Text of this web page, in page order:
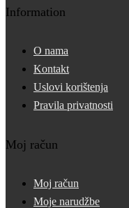
Information
O nama
Kontakt
Uslovi korištenja
Pravila privatnosti
Moj račun
Moj račun
Moje narudžbe